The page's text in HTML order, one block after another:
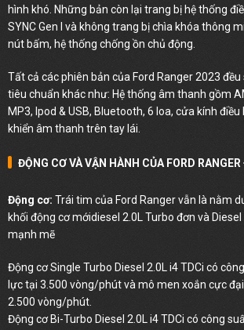
hình khó. Những bản còn lại trang bị hệ thống
SYNC Gen I và không trang bị chìa khóa thông
nút bấm, hệ thống chống ồn chủ động.
Tất cả các phiên bản của Ford Ranger 2023
tiêu chuẩn khác như: Hệ thống âm thanh gồm
MP3, Ipod & USB, Bluetooth, 6 loa, cửa kính điều
khiển âm thanh trên tay lái.
ĐỘNG CƠ VÀ VẬN HÀNH CỦA FORD
Động cơ: Trái tim của Ford Ranger vẫn là nằm
khối động cơ mớidiesel 2.0L Turbo đơn và
mạnh mẽ
Động cơ Single Turbo Diesel 2.0L i4 TDCi có
lực tại 3.500 vòng/phút và mô men xoắn cực
2.500 vòng/phút.
Động cơ Bi-Turbo Diesel 2.0L i4 TDCi có công